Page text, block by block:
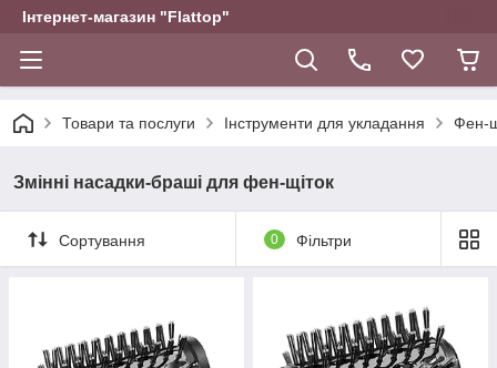
Інтернет-магазин "Flattop"
Товари та послуги Інструменти для укладання Фен-
Змінні насадки-браші для фен-щіток
Сортування 0 Фільтри